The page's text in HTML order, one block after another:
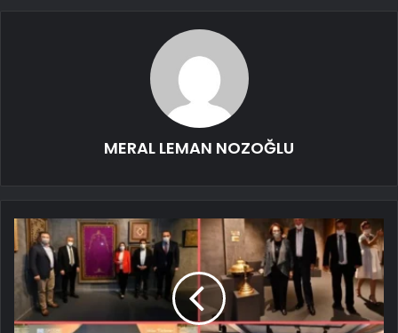
MERAL LEMAN NOZOĞLU